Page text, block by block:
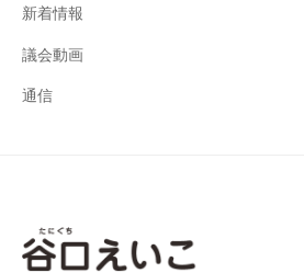
新着情報
議会動画
通信